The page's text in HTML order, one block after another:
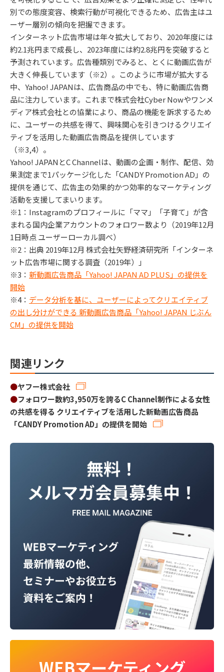
別での態度変容、検索行動が可視化できるため、広告主はユ
ーザー層別の傾向を把握できます。
インターネット広告市場は年々拡大しており、2020年度には
約2.1兆円まで成長し、2023年度には約2.8兆円を突破すると
予測されています。広告種類別でみると、とくに動画広告が
大きく伸長しています（※2）。このように市場が拡大する
中、Yahoo! JAPANは、広告商品の中でも、特に動画広告商
品に注力しています。これまで株式会社Cyber Nowやワンメ
ディア株式会社との協業により、商品の機能を訴求するため
に、ユーザーの共感を得て、興味関心を引きつけるクリエイ
ティブを活用した動画広告商品を提供しています
（※3,4）。
Yahoo! JAPANとC Channelは、動画の企画・制作、配信、効
果測定まで1パッケージ化した「CANDY Promotion AD」の
提供を通じて、広告主の効果的かつ効率的なマーケティング
活動を支援してまいります。
※1：Instagramのプロフィールに「ママ」「子育て」が含
まれる国内企業アカウントのフォロワー数より（2019年12月
1日時点 ユーザーローカル調べ）
※2：出典 2019年12月 株式会社矢野経済研究所「インターネ
ット広告市場に関する調査（2019年）」
※3： 新動画広告商品「Yahoo! JAPAN AD PLUS」の提供を
開始
※4： データ分析を基に、ユーザーによってクリエイティブ
の出し分けができる 新動画広告商品「Yahoo! JAPAN じぶん
CM」の提供を開始
関連リンク
●ヤフー株式会社
●フォロワー数約3,950万を誇るC Channel制作による女性
の共感を得る クリエイティブを活用した新動画広告商品
「CANDY Promotion AD」の提供を開始